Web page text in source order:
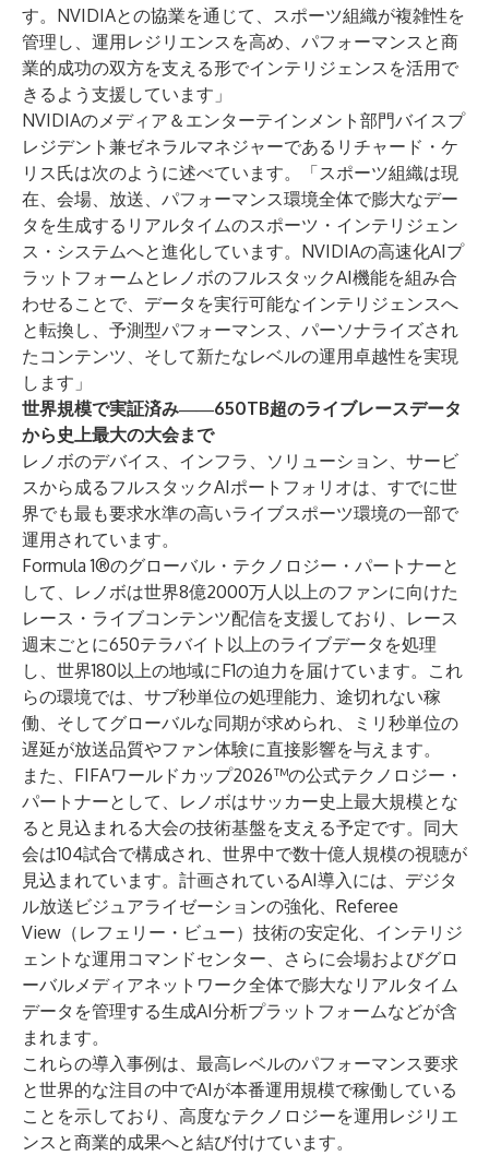
す。NVIDIAとの協業を通じて、スポーツ組織が複雑性を
管理し、運用レジリエンスを高め、パフォーマンスと商
業的成功の双方を支える形でインテリジェンスを活用で
きるよう支援しています」
NVIDIAのメディア＆エンターテインメント部門バイスプ
レジデント兼ゼネラルマネジャーであるリチャード・ケ
リス氏は次のように述べています。「スポーツ組織は現
在、会場、放送、パフォーマンス環境全体で膨大なデー
タを生成するリアルタイムのスポーツ・インテリジェン
ス・システムへと進化しています。NVIDIAの高速化AIプ
ラットフォームとレノボのフルスタックAI機能を組み合
わせることで、データを実行可能なインテリジェンスへ
と転換し、予測型パフォーマンス、パーソナライズされ
たコンテンツ、そして新たなレベルの運用卓越性を実現
します」
世界規模で実証済み――650TB超のライブレースデータ
から史上最大の大会まで
レノボのデバイス、インフラ、ソリューション、サービ
スから成るフルスタックAIポートフォリオは、すでに世
界でも最も要求水準の高いライブスポーツ環境の一部で
運用されています。
Formula 1®のグローバル・テクノロジー・パートナーと
して、レノボは世界8億2000万人以上のファンに向けた
レース・ライブコンテンツ配信を支援しており、レース
週末ごとに650テラバイト以上のライブデータを処理
し、世界180以上の地域にF1の迫力を届けています。これ
らの環境では、サブ秒単位の処理能力、途切れない稼
働、そしてグローバルな同期が求められ、ミリ秒単位の
遅延が放送品質やファン体験に直接影響を与えます。
また、FIFAワールドカップ2026™の公式テクノロジー・
パートナーとして、レノボはサッカー史上最大規模とな
ると見込まれる大会の技術基盤を支える予定です。同大
会は104試合で構成され、世界中で数十億人規模の視聴が
見込まれています。計画されているAI導入には、デジタ
ル放送ビジュアライゼーションの強化、Referee
View（レフェリー・ビュー）技術の安定化、インテリジ
ェントな運用コマンドセンター、さらに会場およびグロ
ーバルメディアネットワーク全体で膨大なリアルタイム
データを管理する生成AI分析プラットフォームなどが含
まれます。
これらの導入事例は、最高レベルのパフォーマンス要求
と世界的な注目の中でAIが本番運用規模で稼働している
ことを示しており、高度なテクノロジーを運用レジリエ
ンスと商業的成果へと結び付けています。